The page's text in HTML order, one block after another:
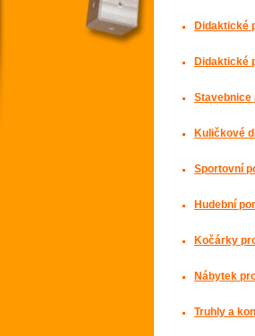
Didaktické
Didaktické
Stavebnice
Kuličkové
Sportovní
Hudební
Kočárky
Nábytek
Truhly a